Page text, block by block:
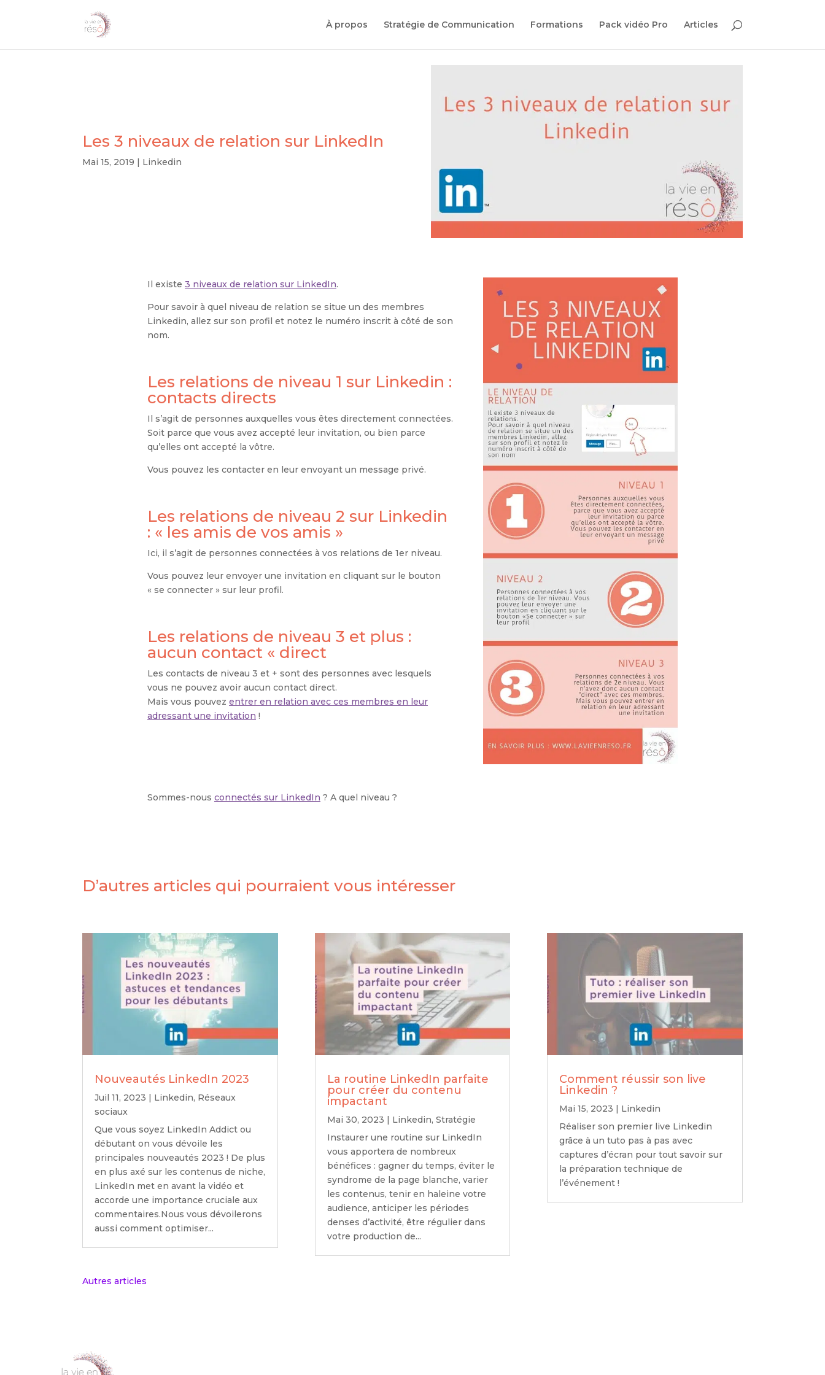
À propos Stratégie de Communication Formations Pack vidéo Pro Articles
Les 3 niveaux de relation sur LinkedIn
Mai 15, 2019 | Linkedin
Il existe 3 niveaux de relation sur LinkedIn.
Pour savoir à quel niveau de relation se situe un des membres
Linkedin, allez sur son profil et notez le numéro inscrit à côté de son
nom.
Les relations de niveau 1 sur Linkedin :
contacts directs
Il s’agit de personnes auxquelles vous êtes directement connectées.
Soit parce que vous avez accepté leur invitation, ou bien parce
qu’elles ont accepté la vôtre.
Vous pouvez les contacter en leur envoyant un message privé.
Les relations de niveau 2 sur Linkedin
: « les amis de vos amis »
Ici, il s’agit de personnes connectées à vos relations de 1er niveau.
Vous pouvez leur envoyer une invitation en cliquant sur le bouton
« se connecter » sur leur profil.
Les relations de niveau 3 et plus :
aucun contact « direct
Les contacts de niveau 3 et + sont des personnes avec lesquels
vous ne pouvez avoir aucun contact direct.
Mais vous pouvez entrer en relation avec ces membres en leur
adressant une invitation !
Sommes-nous connectés sur LinkedIn ? A quel niveau ?
D’autres articles qui pourraient vous intéresser
Nouveautés LinkedIn 2023
Juil 11, 2023 | Linkedin, Réseaux
sociaux
Que vous soyez LinkedIn Addict ou
débutant on vous dévoile les
principales nouveautés 2023 ! De plus
en plus axé sur les contenus de niche,
LinkedIn met en avant la vidéo et
accorde une importance cruciale aux
commentaires.Nous vous dévoilerons
aussi comment optimiser...
La routine LinkedIn parfaite
pour créer du contenu
impactant
Mai 30, 2023 | Linkedin, Stratégie
Instaurer une routine sur LinkedIn
vous apportera de nombreux
bénéfices : gagner du temps, éviter le
syndrome de la page blanche, varier
les contenus, tenir en haleine votre
audience, anticiper les périodes
denses d’activité, être régulier dans
votre production de...
Comment réussir son live
Linkedin ?
Mai 15, 2023 | Linkedin
Réaliser son premier live Linkedin
grâce à un tuto pas à pas avec
captures d’écran pour tout savoir sur
la préparation technique de
l’événement !